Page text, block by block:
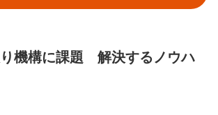
機構に課題 解決するノウハ